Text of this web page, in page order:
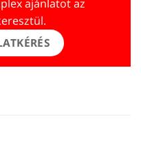
ajánlatot az